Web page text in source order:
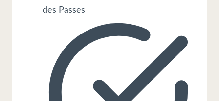
des Passes